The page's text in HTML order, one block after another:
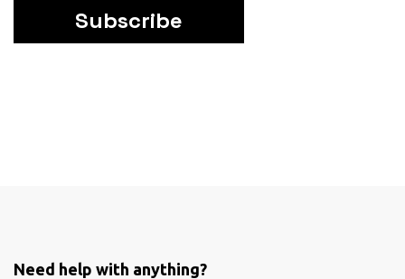
Subscribe
Need help with anything?